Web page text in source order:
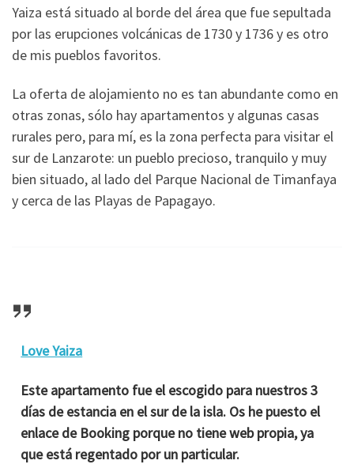
Yaiza está situado al borde del área que fue sepultada
por las erupciones volcánicas de 1730 y 1736 y es otro
de mis pueblos favoritos.
La oferta de alojamiento no es tan abundante como en
otras zonas, sólo hay apartamentos y algunas casas
rurales pero, para mí, es la zona perfecta para visitar el
sur de Lanzarote: un pueblo precioso, tranquilo y muy
bien situado, al lado del Parque Nacional de Timanfaya
y cerca de las Playas de Papagayo.
Love Yaiza
Este apartamento fue el escogido para nuestros 3
días de estancia en el sur de la isla. Os he puesto el
enlace de Booking porque no tiene web propia, ya
que está regentado por un particular.